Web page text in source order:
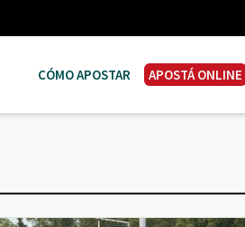
CÓMO APOSTAR APOSTÁ ONLINE